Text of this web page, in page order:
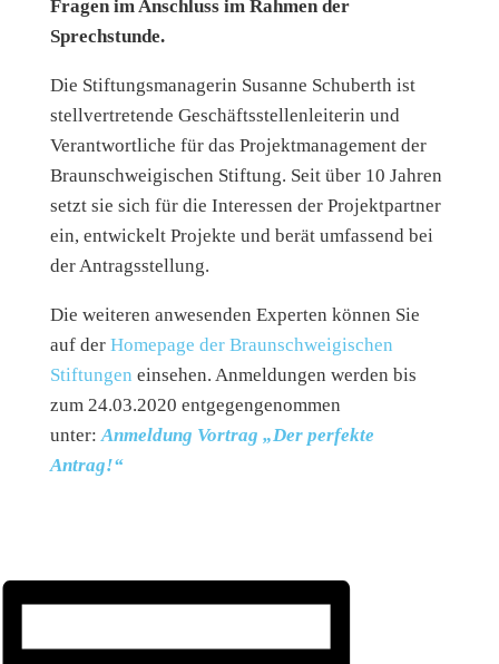
Fragen im Anschluss im Rahmen der
Sprechstunde.
Die Stiftungsmanagerin Susanne Schuberth ist
stellvertretende Geschäftsstellenleiterin und
Verantwortliche für das Projektmanagement der
Braunschweigischen Stiftung. Seit über 10 Jahren
setzt sie sich für die Interessen der Projektpartner
ein, entwickelt Projekte und berät umfassend bei
der Antragsstellung.
Die weiteren anwesenden Experten können Sie
auf der Homepage der Braunschweigischen
Stiftungen einsehen. Anmeldungen werden bis
zum 24.03.2020 entgegengenommen
unter:Anmeldung Vortrag „Der perfekte
Antrag!“